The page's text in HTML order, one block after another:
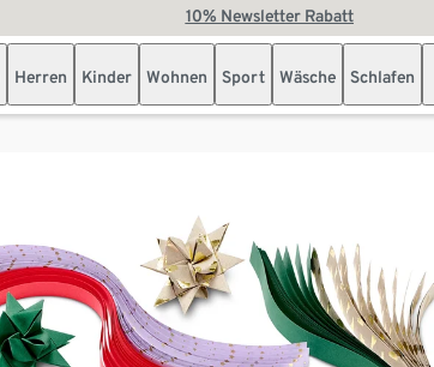
10% Newsletter Rabatt
Herren Kinder Wohnen Sport Wäsche Schlafen